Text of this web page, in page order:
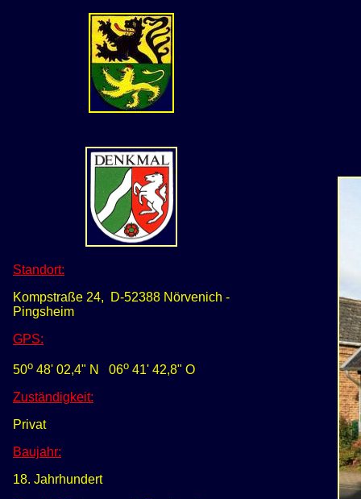
Standort:
Kompstraße 24, D-52388 Nörvenich -
Pingsheim
GPS:
50o 48' 02,4" N 06o 41' 42,8" O
Zuständigkeit:
Privat
Baujahr:
18. Jahrhundert